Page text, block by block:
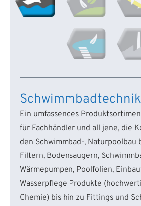
Schwimmbadtechnik
Ein umfassendes
für Fachhändler und all jene, die
den Schwimmbad-, Naturpoolbau
Filtern, Bodensaugern,
Wärmepumpen, Poolfolien,
Wasserpflege Produkte
Chemie) bis hin zu Fittings und